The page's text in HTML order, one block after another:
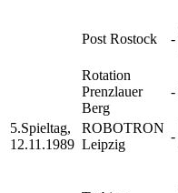
Post Rostock -
Rotation
Prenzlauer
Berg
-
5.Spieltag,
12.11.1989
ROBOTRON
Leipzig
-